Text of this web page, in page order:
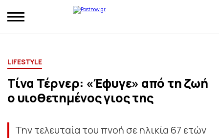
LIFESTYLE
Τίνα Τέρνερ: «Έφυγε» από τη ζωή
ο υιοθετημένος γιος της
Την τελευταία του πνοή σε ηλικία 67 ετών